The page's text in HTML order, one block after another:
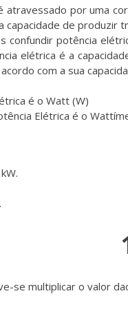
por uma
de produzir
confundir potência
elétrica é a
com a sua
é o Watt (W)
Elétrica é o
se multiplicar o valor